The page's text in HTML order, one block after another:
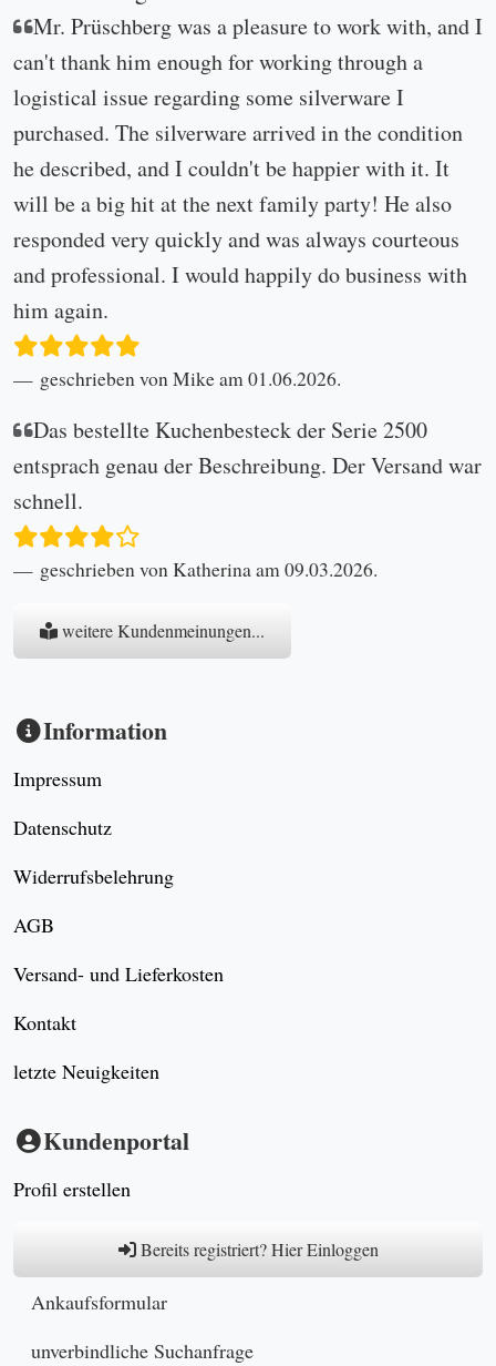
Mr. Prüschberg was a pleasure to work with, and I
can't thank him enough for working through a
logistical issue regarding some silverware I
purchased. The silverware arrived in the condition
he described, and I couldn't be happier with it. It
will be a big hit at the next family party! He also
responded very quickly and was always courteous
and professional. I would happily do business with
him again.
geschrieben von Mike am 01.06.2026.
Das bestellte Kuchenbesteck der Serie 2500
entsprach genau der Beschreibung. Der Versand war
schnell.
geschrieben von Katherina am 09.03.2026.
weitere Kundenmeinungen...
Information
Impressum
Datenschutz
Widerrufsbelehrung
AGB
Versand- und Lieferkosten
Kontakt
letzte Neuigkeiten
Kundenportal
Profil erstellen
Bereits registriert? Hier Einloggen
Ankaufsformular
unverbindliche Suchanfrage